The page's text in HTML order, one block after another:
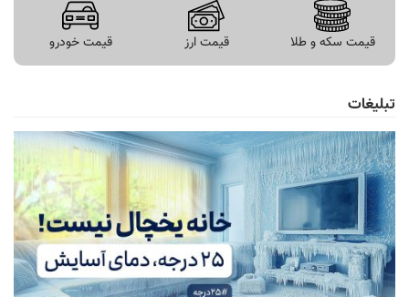
قیمت سکه و طلا قیمت ارز قیمت خودرو
تبلیغات